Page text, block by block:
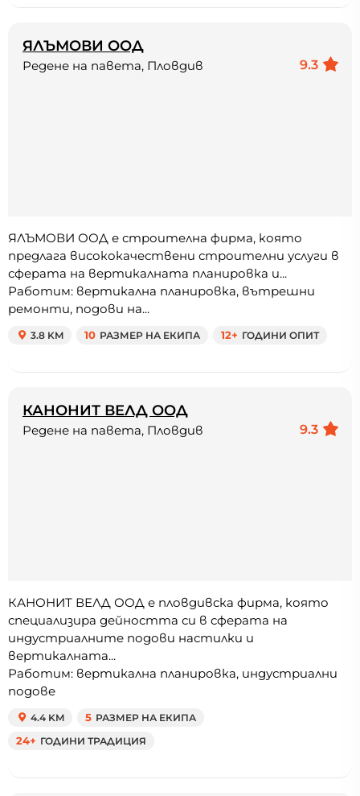
ЯЛЪМОВИ ООД
9.3
Редене на павета, Пловдив
ЯЛЪМОВИ ООД е строителна фирма, която
предлага висококачествени строителни услуги в
сферата на вертикалната планировка и...
Работим: вертикална планировка, вътрешни
ремонти, подови на...
3.8 KM 10 РАЗМЕР НА ЕКИПА 12+ ГОДИНИ ОПИТ
КАНОНИТ ВЕЛД ООД
9.3
Редене на павета, Пловдив
КАНОНИТ ВЕЛД ООД е пловдивска фирма, която
специализира дейността си в сферата на
индустриалните подови настилки и
вертикалната...
Работим: вертикална планировка, индустриални
подове
4.4 KM 5 РАЗМЕР НА ЕКИПА
24+ ГОДИНИ ТРАДИЦИЯ